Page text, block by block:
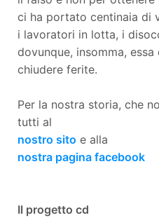
ci ha portato centinaia di
i lavoratori in lotta, i
dovunque, insomma,
chiudere ferite.
Per la nostra storia, che
tutti al
nostro sito e alla
nostra pagina facebook
Il progetto cd